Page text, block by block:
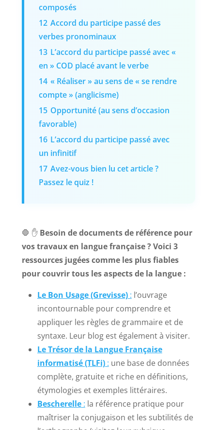
composés
12 Accord du participe passé des
verbes pronominaux
13 L’accord du participe passé avec «
en » COD placé avant le verbe
14 « Réaliser » au sens de « se rendre
compte » (anglicisme)
15 Opportunité (au sens d’occasion
favorable)
16 L’accord du participe passé avec
un infinitif
17 Avez-vous bien lu cet article ?
Passez le quiz !
🛑 ✋ Besoin de documents de référence pour
vos travaux en langue française ? Voici 3
ressources jugées comme les plus fiables
pour couvrir tous les aspects de la langue :
Le Bon Usage (Grevisse): l’ouvrage
incontournable pour comprendre et
appliquer les règles de grammaire et de
syntaxe. Leur blog est également à visiter.
Le Trésor de la Langue Française
informatisé (TLFi): une base de données
complète, gratuite et riche en définitions,
étymologies et exemples littéraires.
Bescherelle: la référence pratique pour
maîtriser la conjugaison et les subtilités de